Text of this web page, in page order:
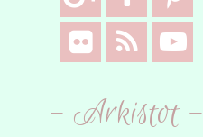
- Arkistot -